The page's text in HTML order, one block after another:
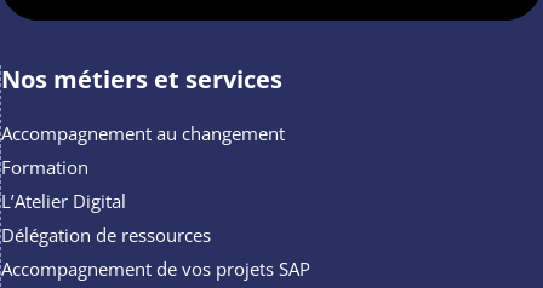
Nos métiers et services
Accompagnement au changement
Formation
L’Atelier Digital
Délégation de ressources
Accompagnement de vos projets SAP